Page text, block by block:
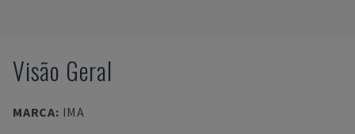
Visão Geral
MARCA: IMA